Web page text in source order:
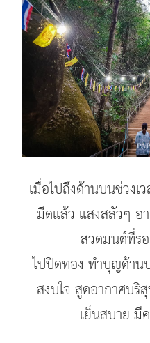
เมื่อไปถึงด้านบนช่วงเ
มืดแล้ว แสงสลัวๆ อ
สวดมนต์ที่ร
ไปปิดทอง ทำบุญด้าน
สงบใจ สูดอากาศบริ
เย็นสบาย มี